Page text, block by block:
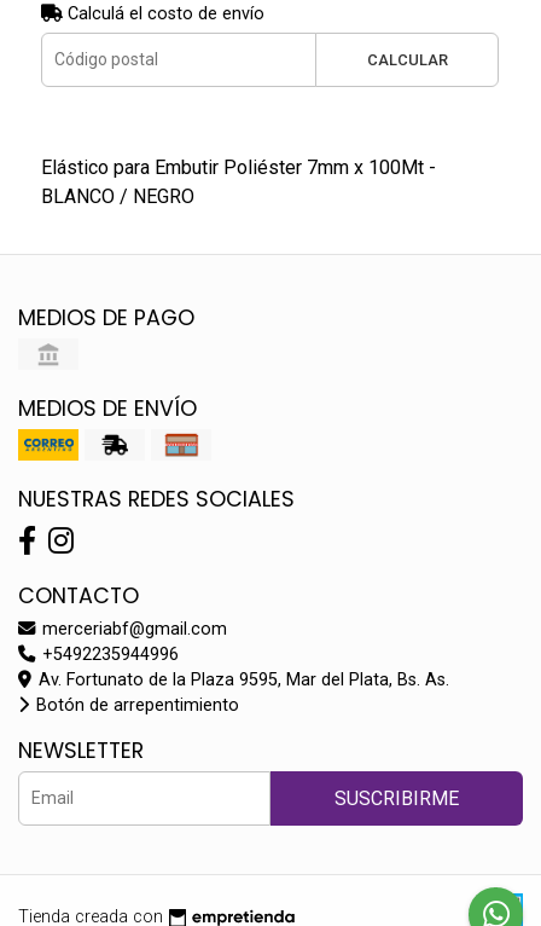
Calculá el costo de envío
CALCULAR
Elástico para Embutir Poliéster 7mm x 100Mt -
BLANCO / NEGRO
MEDIOS DE PAGO
MEDIOS DE ENVÍO
NUESTRAS REDES SOCIALES
CONTACTO
merceriabf@gmail.com
+5492235944996
Av. Fortunato de la Plaza 9595, Mar del Plata, Bs. As.
Botón de arrepentimiento
NEWSLETTER
SUSCRIBIRME
Tienda creada con